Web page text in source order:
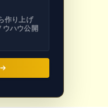
作り上げ
ウハウ公開